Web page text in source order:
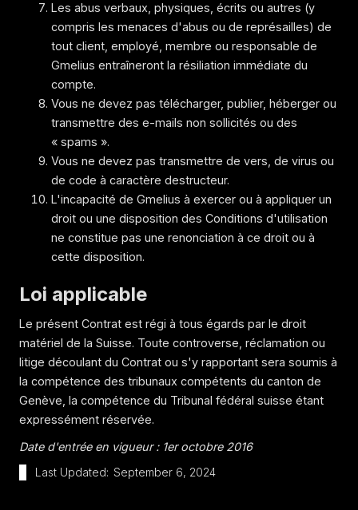
Les abus verbaux, physiques, écrits ou autres (y
compris les menaces d'abus ou de représailles) de
tout client, employé, membre ou responsable de
Gmelius entraîneront la résiliation immédiate du
compte.
Vous ne devez pas télécharger, publier, héberger ou
transmettre des e-mails non sollicités ou des
« spams ».
Vous ne devez pas transmettre de vers, de virus ou
de code à caractère destructeur.
L'incapacité de Gmelius à exercer ou à appliquer un
droit ou une disposition des Conditions d'utilisation
ne constitue pas une renonciation à ce droit ou à
cette disposition.
Loi applicable
Le présent Contrat est régi à tous égards par le droit
matériel de la Suisse. Toute controverse, réclamation ou
litige découlant du Contrat ou s'y rapportant sera soumis à
la compétence des tribunaux compétents du canton de
Genève, la compétence du Tribunal fédéral suisse étant
expressément réservée.
Date d'entrée en vigueur : 1er octobre 2016
Last Updated: September 6, 2024